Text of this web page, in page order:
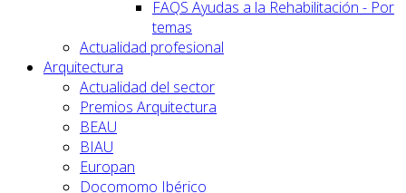
FAQS Ayudas a la Rehabilitación - Por
temas
Actualidad profesional
Arquitectura
Actualidad del sector
Premios Arquitectura
BEAU
BIAU
Europan
Docomomo Ibérico